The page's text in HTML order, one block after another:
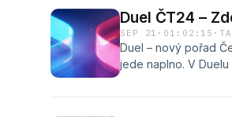
volby-2025/
Duel ČT24 –
SEP 21 · 01:02:15 ·
Duel – nový pořad
jede naplno. V